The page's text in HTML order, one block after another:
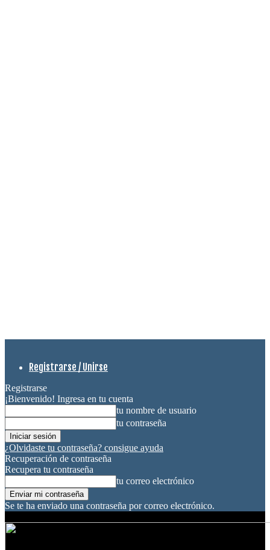
Registrarse / Unirse
Registrarse
¡Bienvenido! Ingresa en tu cuenta
tu nombre de usuario
tu contraseña
¿Olvidaste tu contraseña? consigue ayuda
Recuperación de contraseña
Recupera tu contraseña
tu correo electrónico
Se te ha enviado una contraseña por correo electrónico.